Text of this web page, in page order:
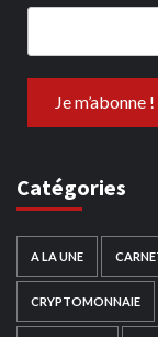
Catégories
A LA UNE
CRYPTOMONNAIE